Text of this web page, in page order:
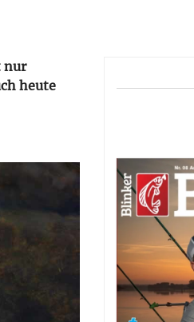
nur
heute